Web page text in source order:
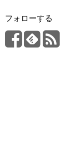
フォローする